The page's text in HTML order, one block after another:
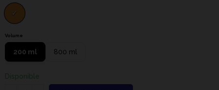
Volume
200 ml 800 ml
Disponible